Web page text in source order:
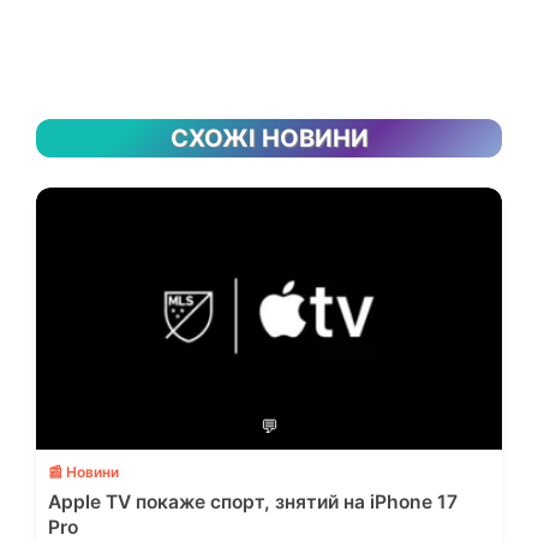
СХОЖІ НОВИНИ
💬
📰 Новини
Apple TV покаже спорт, знятий на iPhone 17
Pro